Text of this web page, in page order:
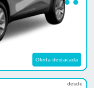
Oferta destacada
desde